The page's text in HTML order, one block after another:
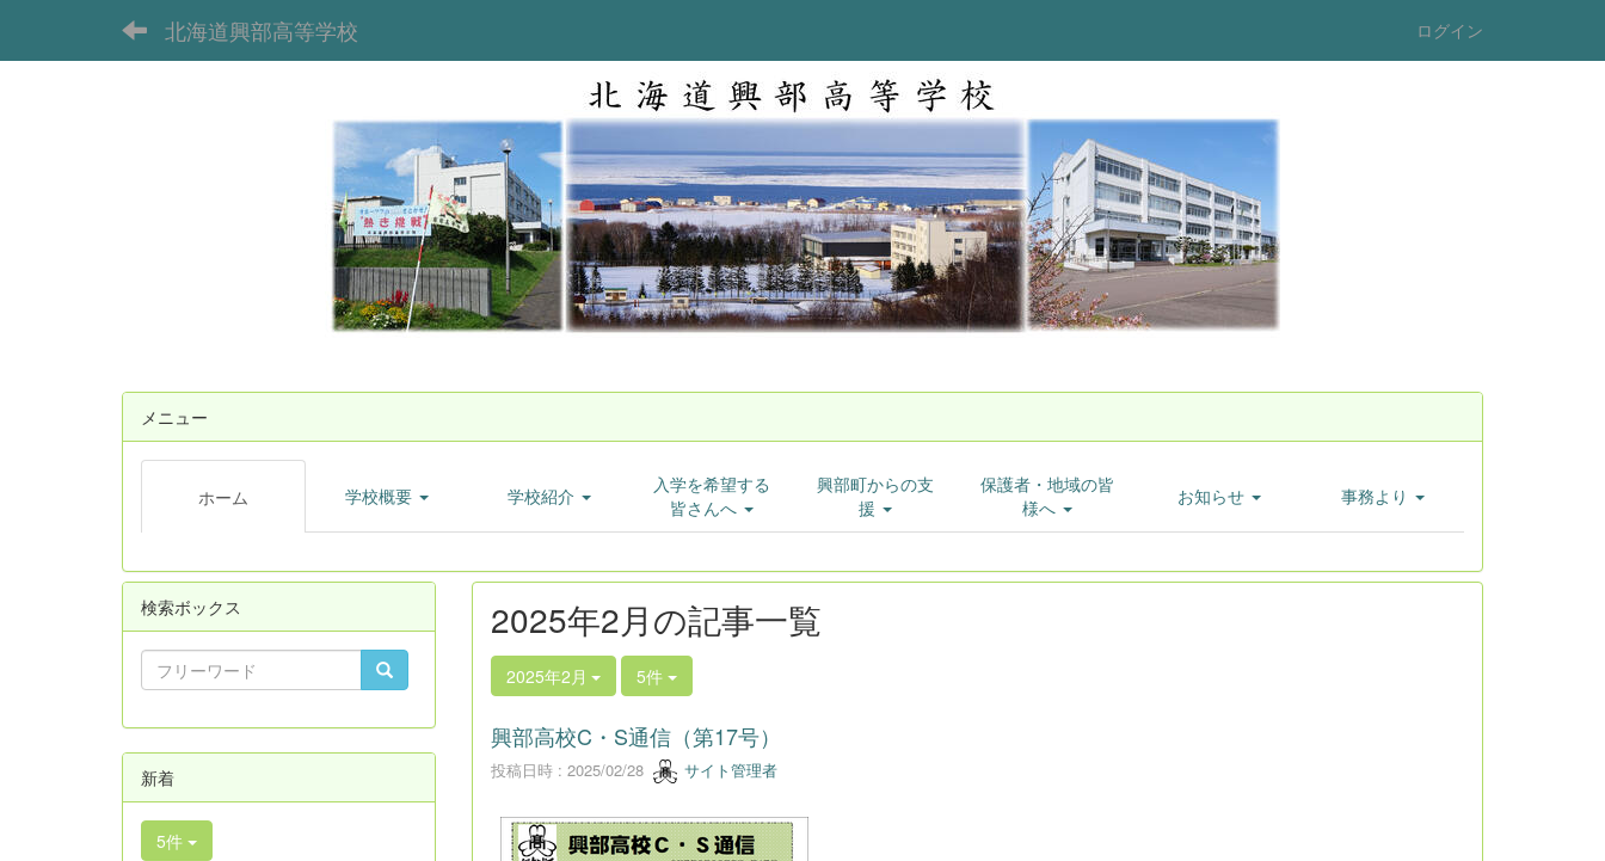
北海道興部高等学校 ログイン
メニュー
ホーム 学校概要 学校紹介
入学を希望する
皆さんへ
興部町からの支
援
保護者・地域の皆
様へ
お知らせ 事務より
2025年2月の記事一覧
2025年2月 5件
興部高校C・S通信（第17号）
投稿日時 : 2025/02/28 サイト管理者
検索ボックス
新着
5件